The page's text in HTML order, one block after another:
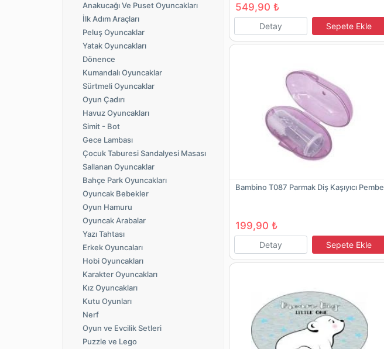
Anakucağı Ve Puset Oyuncakları
İlk Adım Araçları
Peluş Oyuncaklar
Yatak Oyuncakları
Dönence
Kumandalı Oyuncaklar
Sürtmeli Oyuncaklar
Oyun Çadırı
Havuz Oyuncakları
Simit - Bot
Gece Lambası
Çocuk Taburesi Sandalyesi Masası
Sallanan Oyuncaklar
Bahçe Park Oyuncakları
Oyuncak Bebekler
Oyun Hamuru
Oyuncak Arabalar
Yazı Tahtası
Erkek Oyuncaları
Hobi Oyuncakları
Karakter Oyuncakları
Kız Oyuncakları
Kutu Oyunları
Nerf
Oyun ve Evcilik Setleri
Puzzle ve Lego
549,90 ₺
Detay Sepete Ekle
Bambino T087 Parmak Diş Kaşıyıcı Pembe
199,90 ₺
Detay Sepete Ekle